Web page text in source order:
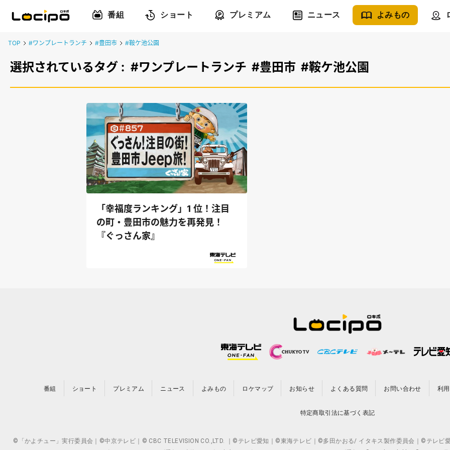
番組 ショート プレミアム ニュース よみもの
TOP #ワンプレートランチ #豊田市 #鞍ケ池公園
選択されているタグ : #ワンプレートランチ #豊田市 #鞍ケ池公園
「幸福度ランキング」1 位！注目
の町・豊田市の魅力を再発見！
『ぐっさん家』
番組 ショート プレミアム ニュース よみもの ロケマップ お知らせ よくある質問 お問い合わせ 利
特定商取引法に基づく表記
©「かよチュー」実行委員会｜©中京テレビ｜© CBC TELEVISION CO.,LTD. ｜©テレビ愛知｜©東海テレビ｜©多田かおる/ イタキス製作委員会｜©テレビ